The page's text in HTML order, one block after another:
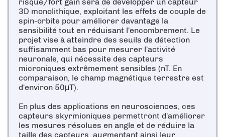
3D monolithique, exploitant les effets de couple de
spin-orbite pour améliorer davantage la
sensibilité tout en réduisant l'encombrement. Le
projet vise à atteindre des seuils de détection
suffisamment bas pour mesurer l'activité
neuronale, qui nécessite des capteurs
microniques extrêmement sensibles (nT. En
comparaison, le champ magnétique terrestre est
d'environ 50μT).
En plus des applications en neurosciences, ces
capteurs skyrmioniques permettront d'améliorer
les mesures résolues en angle et de réduire la
taille des capteurs, augmentant ainsi leur